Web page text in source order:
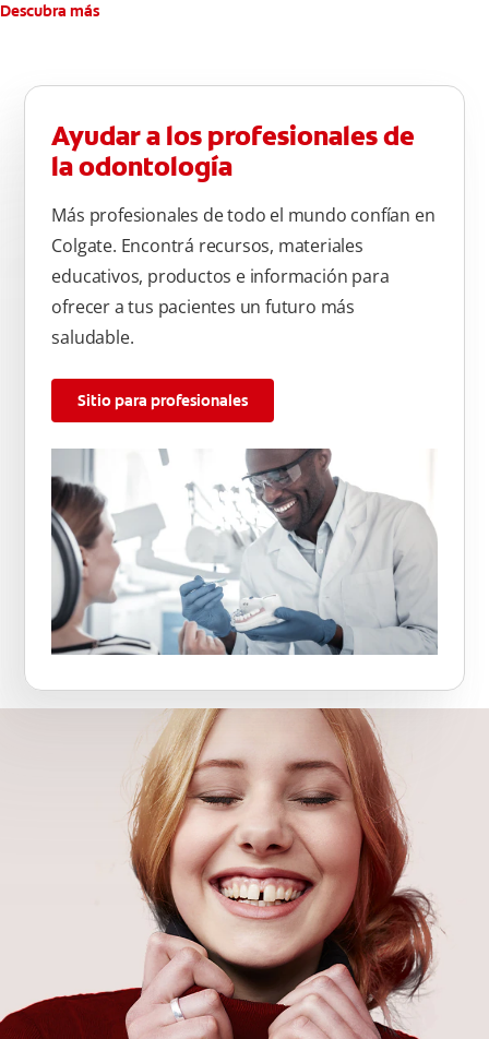
Descubra más
Ayudar a los profesionales de
la odontología
Más profesionales de todo el mundo confían en
Colgate. Encontrá recursos, materiales
educativos, productos e información para
ofrecer a tus pacientes un futuro más
saludable.
Sitio para profesionales